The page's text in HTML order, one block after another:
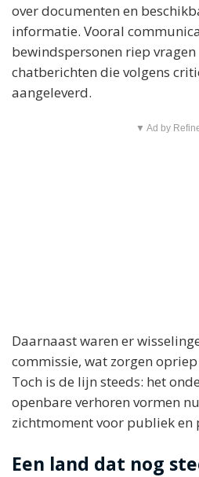
over documenten en
informatie. Vooral
bewindspersonen riep
chatberichten die volgens
aangeleverd.
▼ Ad by
Daarnaast waren er
commissie, wat zorgen
Toch is de lijn steeds: het
openbare verhoren vormen
zichtmoment voor publiek en
Een land dat nog